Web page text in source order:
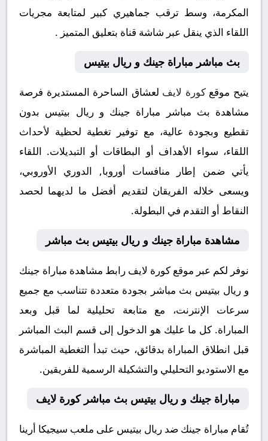
المكرمة، وسط ترقب جماهيري كبير لمتابعة مجريات
اللقاء الذي ينقل عبر شاشة قناة بتعليق المتميز .
بث مباشر مباراة جينك و ريال بيتيس
يتيح موقعكورة لايف لعشاق الساحرة المستديرة فرصة
مشاهدة بث مباشر مباراة جينك و ريال بيتيس بدون
تقطيع وبجودة عالية، مع توفير تغطية لحظية لأحداث
اللقاء، سواء الأهداف أو البطاقات أو التبديلات. اللقاء
يأتي ضمن إطار منافسات أوروبا, الدوري الأوروبي،
ويسعى خلاله الفريقان لتقديم أفضل ما لديهما لحصد
النقاط أو التقدم في البطولة.
مشاهدة مباراة جينك و ريال بيتيس بث مباشر
نوفر لكم عبر موقع كورة لايف رابط مشاهدة مباراة جينك
و ريال بيتيس بث مباشر بجودة متعددة تتناسب مع جميع
سرعات الإنترنت، مع متابعة تحليلية لما قبل وبعد
المباراة. كل ما عليك هو الدخول إلى قسم البث المباشر
قبل انطلاق المباراة بدقائق، حيث تبدأ التغطية المباشرة
مع الاستوديو التحليلي والتشكيلة الرسمية للفريقين.
مباراة جينك و ريال بيتيس بث مباشر كورة لايف
تُقام مباراة جينك ضد ريال بيتيس على ملعب سيجيكا أرينا